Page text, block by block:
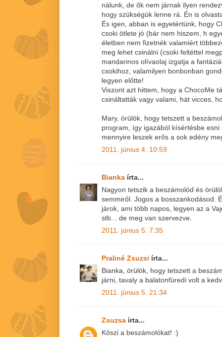
nálunk, de ők nem járnak ilyen
hogy szükségük lenne rá. Én is
És igen, abban is egyetértünk, hogy
csoki ötlete jó (bár nem hiszem, h
életben nem fizetnék valamiért
meg lehet csinálni (csoki feltéttel
mandarinos olívaolaj izgatja a
csokihoz, valamilyen bonbonban
legyen előtte!
Viszont azt hittem, hogy a ChocoMe
csináltatták vagy valami, hát vicces,
Mary, örülök, hogy tetszett a
program, így igazából kísértésbe
mennyire leszek erős a sok edény
2011. június 4. 10:59
Bianka írta...
Nagyon tetszik a beszámolód és
semmiről. Jogos a bosszankodásod.
járok, ami több napos, legyen az a
stb... de meg van szervezve.
2011. június 5. 7:35
Praliné Zsuzsi írta...
Bianka, örülök, hogy tetszett a
járni, tavaly a balatonfüredi volt a
2011. június 5. 21:34
Zsuzsa írta...
Köszi a beszámolókat! :)